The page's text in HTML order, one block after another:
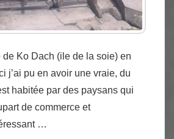
de Ko Dach (ile de la soie) en
j’ai pu en avoir une vraie, du
habitée par des paysans qui
de commerce et
…